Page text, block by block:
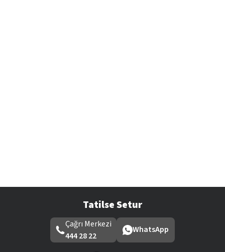
Tatilse Setur
Çağrı Merkezi
444 28 22
WhatsApp